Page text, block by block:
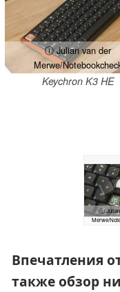
ⓘ Julian van der
Merwe/
Keychron K3 HE
ⓘ Julian
Merwe/
Впечатления
также обзор